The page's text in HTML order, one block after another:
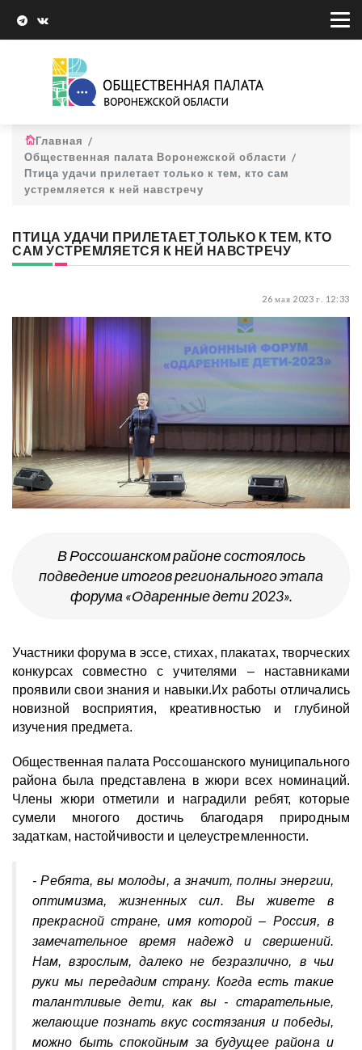
Главная
Общественная палата Воронежской области
Птица удачи прилетает только к тем, кто сам
устремляется к ней навстречу
ПТИЦА УДАЧИ ПРИЛЕТАЕТ ТОЛЬКО К ТЕМ, КТО
САМ УСТРЕМЛЯЕТСЯ К НЕЙ НАВСТРЕЧУ
26 мая 2023 г. 12:33
В Россошанском районе состоялось
подведение итогов регионального этапа
форума «Одаренные дети 2023».
Участники форума в эссе, стихах, плакатах, творческих
конкурсах совместно с учителями – наставниками
проявили свои знания и навыки.Их работы отличались
новизной восприятия, креативностью и глубиной
изучения предмета.
Общественная палата Россошанского муниципального
района была представлена в жюри всех номинаций.
Члены жюри отметили и наградили ребят, которые
сумели многого достичь благодаря природным
задаткам, настойчивости и целеустремленности.
- Ребята, вы молоды, а значит, полны энергии,
оптимизма, жизненных сил. Выживете в
прекрасной стране, имя которой – Россия, в
замечательное время надежд и свершений.
Нам, взрослым, далеко не безразлично, в чьи
руки мы передадим страну. Когда есть такие
талантливые дети, как вы - старательные,
желающие познать вкус состязания и победы,
можно быть спокойным за будущее района и